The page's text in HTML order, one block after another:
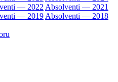
— 2022 Absolventi — 2021
— 2019 Absolventi — 2018